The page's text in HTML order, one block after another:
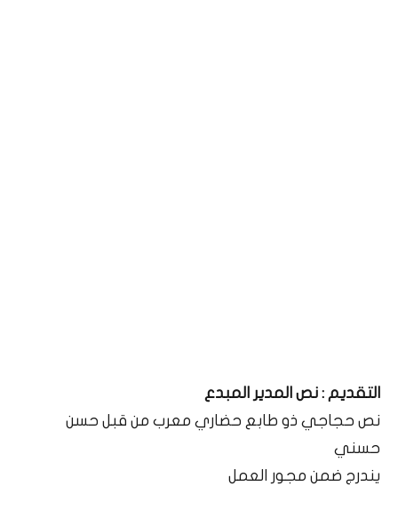
التقديم : نص المدير المبدع
نص حجاجي ذو طابع حضاري معرب من قبل حسن
حسني
يندرج ضمن مجور العمل